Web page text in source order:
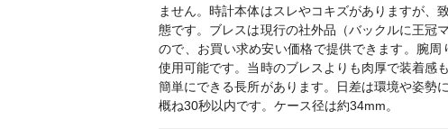
ません。時計本体はスレやコキズがありますが、
態です。ブレスは現行の社外品（バックルに王冠
ので、お買い求め安い価格で提供できます。腕周
使用可能です。当時のブレスよりも肉厚で装着感
簡単にできる長所があります。日差は環境や姿勢
概ね30秒以内です。ケース径は約34mm。